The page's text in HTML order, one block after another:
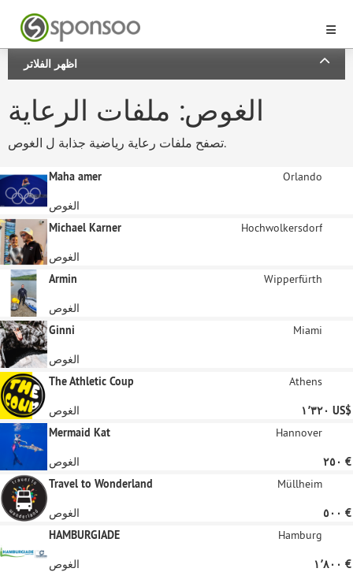
اظهر الفلاتر
الغوص: ملفات الرعاية
تصفح ملفات رعاية رياضية جذابة ل الغوص.
Maha amer Orlando
الغوص
Michael Karner
Hochwolkersdorf
الغوص
Armin
Wipperfürth
الغوص
Ginni
Miami
الغوص
The Athletic Coup
Athens
الغوص
‏١٬٣٢٠ US$
Mermaid Kat
Hannover
الغوص
‏٢٥٠ €
Travel to Wonderland
Müllheim
الغوص
‏٥٠٠ €
HAMBURGIADE
Hamburg
الغوص
‏١٬٨٠٠ €